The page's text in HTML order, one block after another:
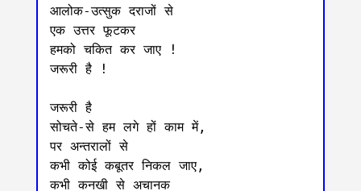
आलोक-उत्सुक दराजों से
एक उत्तर फूटकर
हमको चकित कर जाए !
जरूरी है !
जरूरी है
सोचते-से हम लगे हों काम में,
पर अन्तरालों से
कभी कोई कबूतर निकल जाए,
कभी कनखी से अचानक